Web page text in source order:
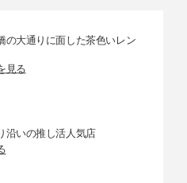
の大通りに面した茶色いレン
見る
沿いの推し活人気店